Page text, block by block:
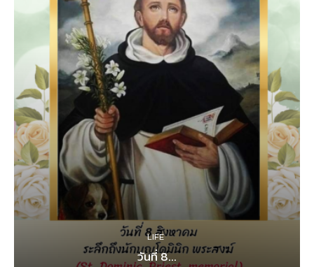
LIFE
วันที่ 8...